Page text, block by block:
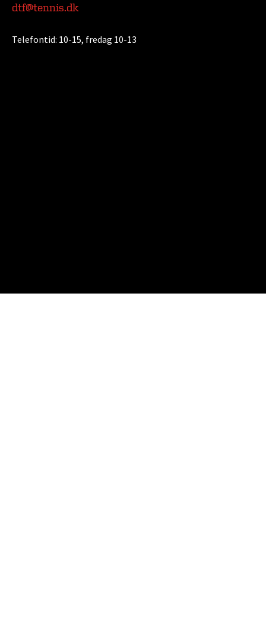
dtf@tennis.dk
Telefontid: 10-15, fredag 10-13